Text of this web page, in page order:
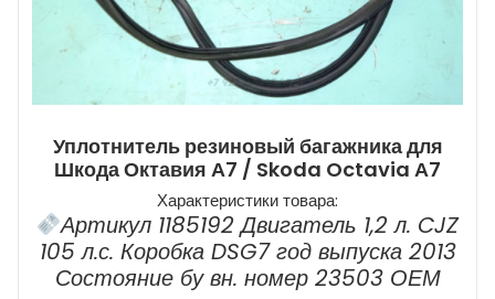
Уплотнитель резиновый багажника для
Шкода Октавия А7 / Skoda Octavia А7
Характеристики товара:
Артикул 1185192 Двигатель 1,2 л. CJZ
105 л.с. Коробка DSG7 год выпуска 2013
Состояние бу вн. номер 23503 ОЕМ